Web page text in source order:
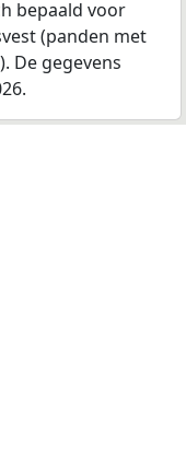
bepaald voor
(panden met
De gegevens